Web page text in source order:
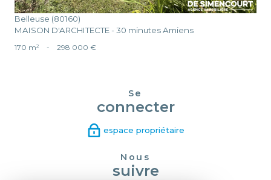
Belleuse (80160)
MAISON D'ARCHITECTE - 30 minutes Amiens
170 m² - 298 000 €
Se
connecter
espace propriétaire
Nous
suivre